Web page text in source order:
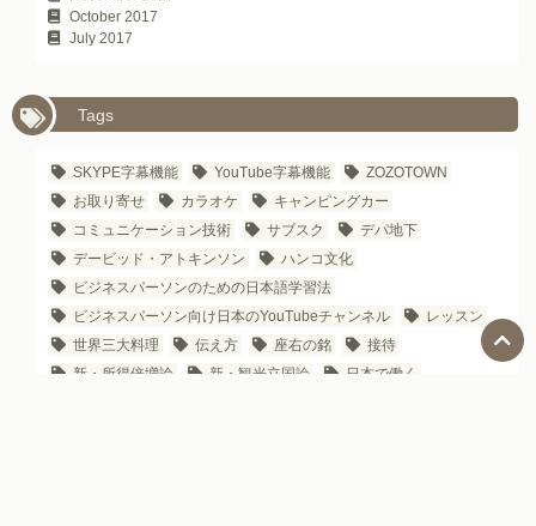
October 2017
July 2017
Tags
SKYPE字幕機能 YouTube字幕機能
ZOZOTOWN
お取り寄せ
カラオケ
キャンピングカー
コミュニケーション技術
サブスク
デパ地下
デービッド・アトキンソン
ハンコ文化
ビジネスパーソンのための日本語学習法
ビジネスパーソン向け日本のYouTubeチャンネル
レッスン
世界三大料理
伝え方 座右の銘
接待
新・所得倍増論
新・観光立国論
日本で働く